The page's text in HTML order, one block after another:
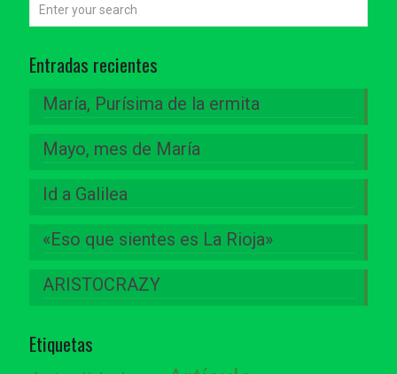
Entradas recientes
María, Purísima de la ermita
Mayo, mes de María
Id a Galilea
«Eso que sientes es La Rioja»
ARISTOCRAZY
Etiquetas